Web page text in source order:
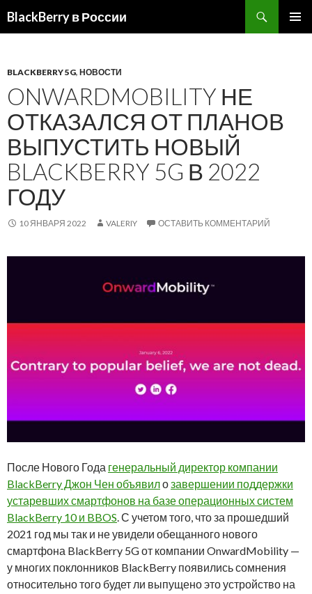
BlackBerry в России
BLACKBERRY 5G, НОВОСТИ
ONWARDMOBILITY НЕ
ОТКАЗАЛСЯ ОТ ПЛАНОВ
ВЫПУСТИТЬ НОВЫЙ
BLACKBERRY 5G В 2022
ГОДУ
10 ЯНВАРЯ 2022 VALERIY ОСТАВИТЬ КОММЕНТАРИЙ
После Нового Года генеральный директор компании
BlackBerry Джон Чен объявилозавершении поддержки
устаревших смартфонов на базе операционных систем
BlackBerry 10 и BBOS. С учетом того, что за прошедший
2021 год мы так и не увидели обещанного нового
смартфона BlackBerry 5G от компании OnwardMobility —
у многих поклонников BlackBerry появились сомнения
относительно того будет ли выпущено это устройство на